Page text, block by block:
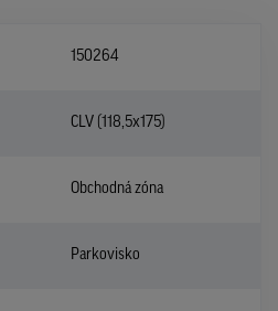
150264
CLV (118,5x175)
Obchodná zóna
Parkovisko